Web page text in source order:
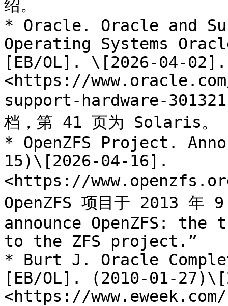
绍。
* Oracle. Oracle and
Operating Systems
[EB/OL]. \[2026-04-02].
<https://
support-hardware-
档，第 41 页为 Solaris。
* OpenZFS Project.
15)\[2026-04-16].
<https://
OpenZFS 项目于 2013 年
announce OpenZFS:
to the ZFS project.”
* Burt J. Oracle
[EB/OL]. (2010-01-
<https://